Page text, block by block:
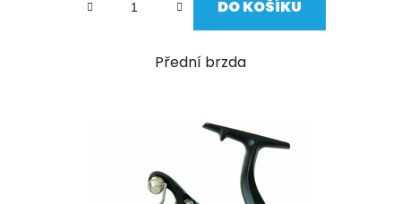
DO KOŠÍKU
Přední brzda